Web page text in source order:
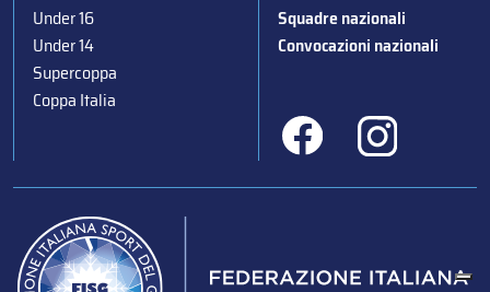
Under 16
Under 14
Supercoppa
Coppa Italia
Squadre nazionali
Convocazioni nazionali